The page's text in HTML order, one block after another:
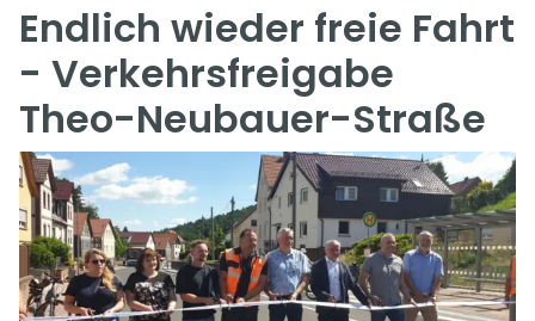
Endlich wieder freie Fahrt
- Verkehrsfreigabe
Theo-Neubauer-Straße